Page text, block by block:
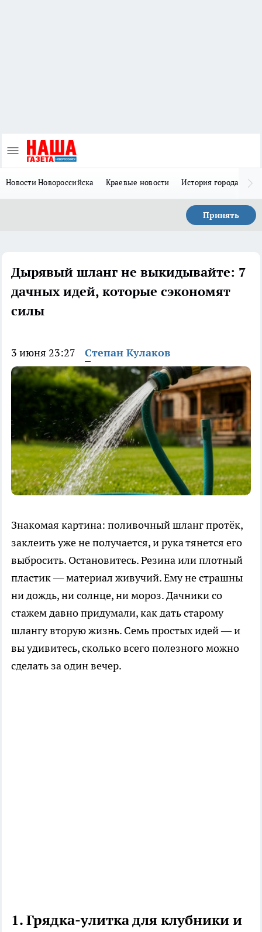
Новости Новороссийска Краевые новости История города Н
Принять
Дырявый шланг не выкидывайте: 7
дачных идей, которые сэкономят
силы
3 июня 23:27 Степан Кулаков
Знакомая картина: поливочный шланг протёк,
заклеить уже не получается, и рука тянется его
выбросить. Остановитесь. Резина или плотный
пластик — материал живучий. Ему не страшны
ни дождь, ни солнце, ни мороз. Дачники со
стажем давно придумали, как дать старому
шлангу вторую жизнь. Семь простых идей — и
вы удивитесь, сколько всего полезного можно
сделать за один вечер.
1. Грядка-улитка для клубники и